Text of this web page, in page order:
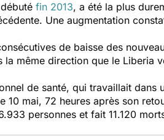
fin 2013, a été la plus
Une augmentation
de baisse des
même direction que le Liberia
de santé, qui travaillait dans
10 mai, 72 heures après son
personnes et fait 11.120